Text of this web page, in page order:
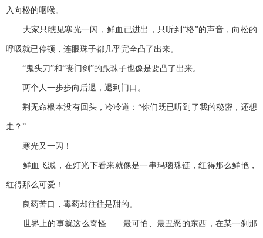
入向松的咽喉。
大家只瞧见寒光一闪，鲜血已进出，只听到“格”的声音，向松的
呼吸就已停顿，连眼珠子都几乎完全凸了出来。
“鬼头刀”和“丧门剑”的跟珠子也像是要凸了出来。
两个人一步步向后退，退到门口。
荆无命根本没有回头，冷冷道：“你们既已听到了我的秘密，还想
走？”
寒光又一闪！
鲜血飞溅，在灯光下看来就像是一串玛瑙珠链，红得那么鲜艳，
红得那么可爱！
良药苦口，毒药却往往是甜的。
世界上的事就这么奇怪——最可怕、最丑恶的东西，在某一刹那